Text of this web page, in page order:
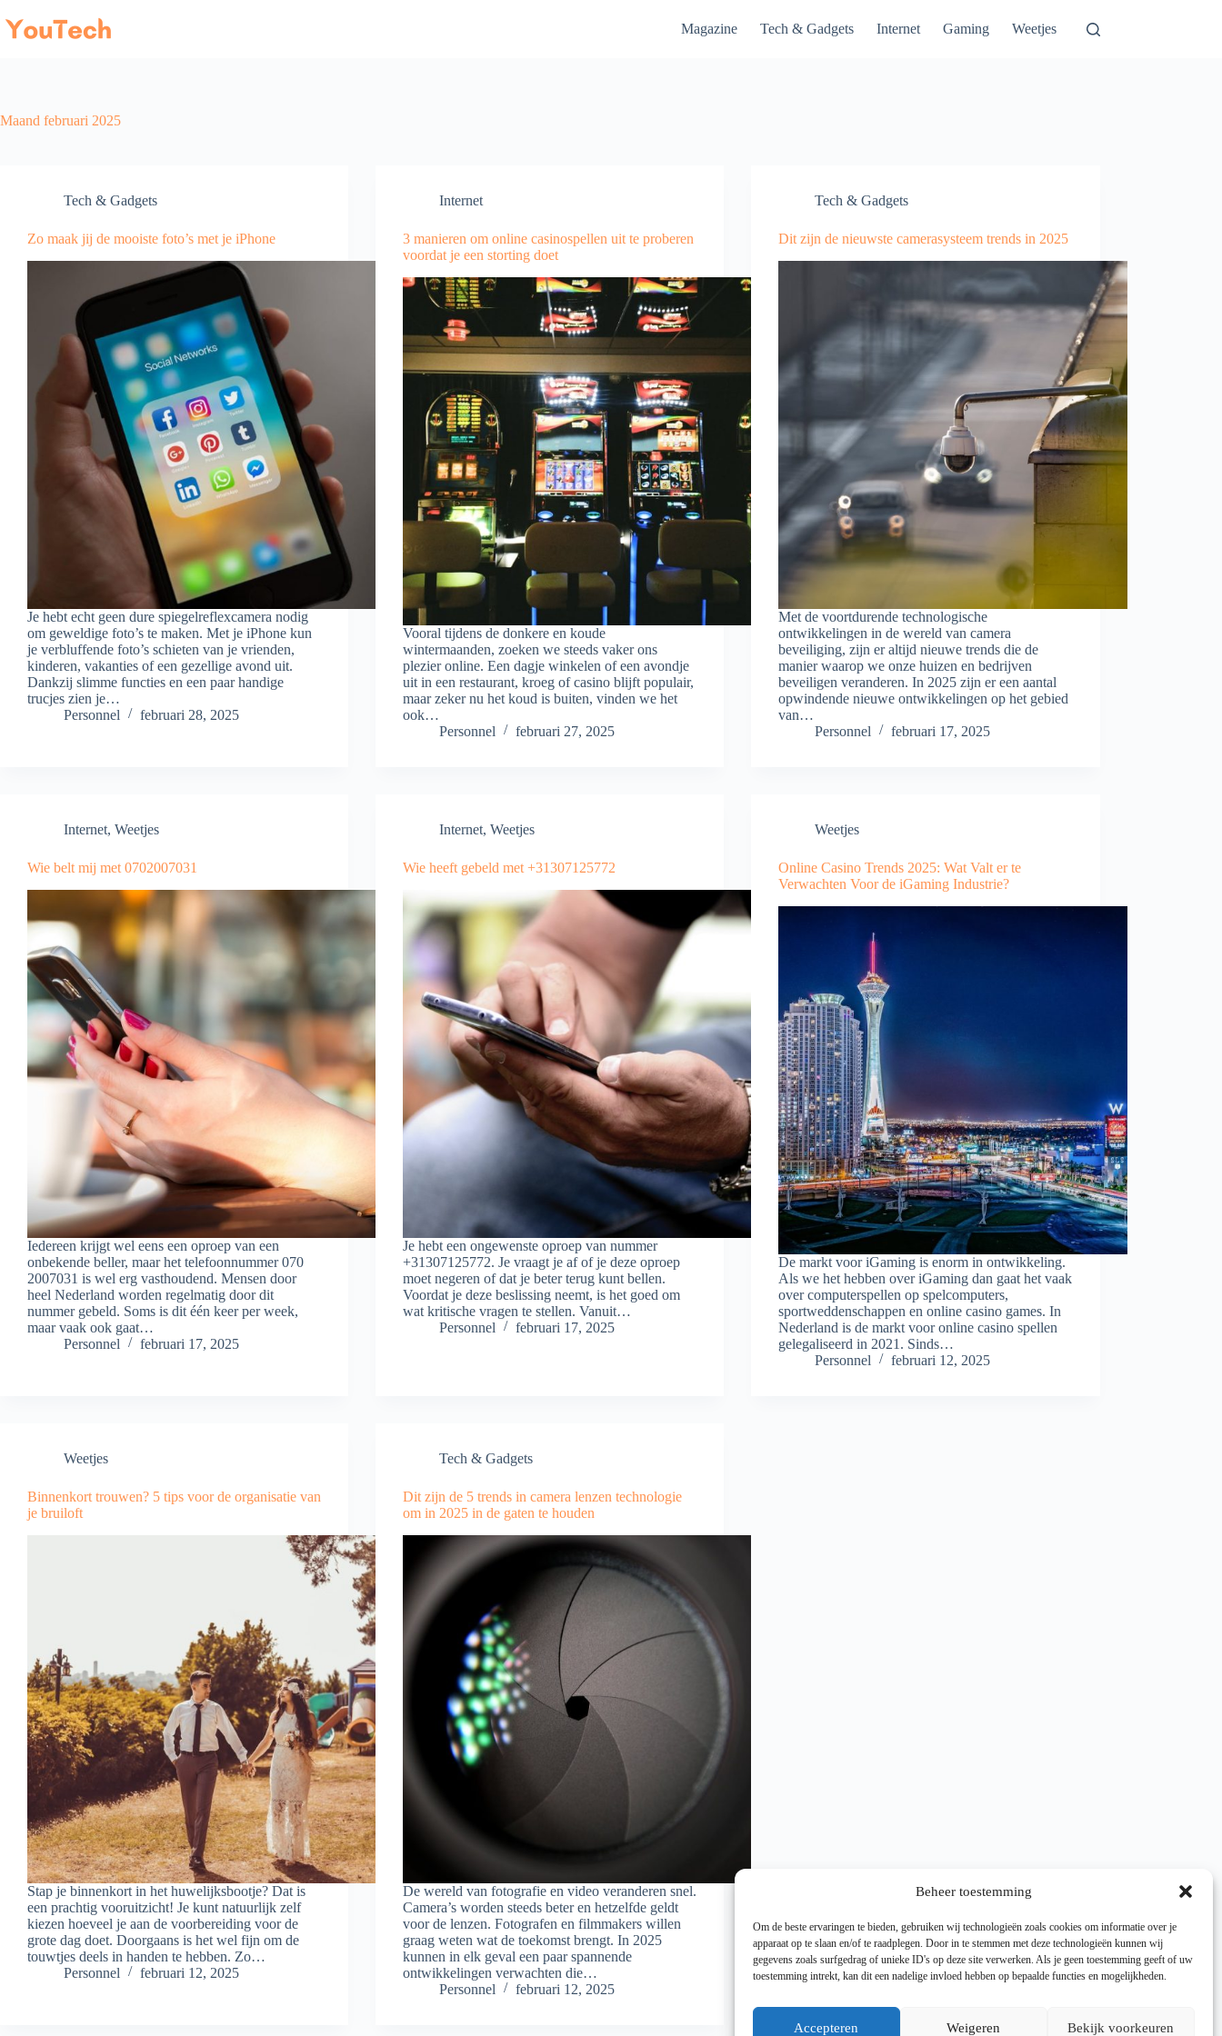
Beheer toestemming
Om de beste ervaringen te bieden, gebruiken wij technologieën zoals cookies om informatie over je
apparaat op te slaan en/of te raadplegen. Door in te stemmen met deze technologieën kunnen wij
gegevens zoals surfgedrag of unieke ID's op deze site verwerken. Als je geen toestemming geeft of uw
toestemming intrekt, kan dit een nadelige invloed hebben op bepaalde functies en mogelijkheden.
Accepteren Weigeren Bekijk voorkeuren
naar
de
Magazine Tech & Gadgets Internet Gaming Weetjes
Maand februari 2025
Tech & Gadgets
Zo maak jij de mooiste foto’s met je iPhone
Je hebt echt geen dure spiegelreflexcamera nodig
om geweldige foto’s te maken. Met je iPhone kun
je verbluffende foto’s schieten van je vrienden,
kinderen, vakanties of een gezellige avond uit.
Dankzij slimme functies en een paar handige
trucjes zien je…
Personnel
februari 28, 2025
Internet
3 manieren om online casinospellen uit te proberen
voordat je een storting doet
Vooral tijdens de donkere en koude
wintermaanden, zoeken we steeds vaker ons
plezier online. Een dagje winkelen of een avondje
uit in een restaurant, kroeg of casino blijft populair,
maar zeker nu het koud is buiten, vinden we het
ook…
Personnel
februari 27, 2025
Tech & Gadgets
Dit zijn de nieuwste camerasysteem trends in 2025
Met de voortdurende technologische
ontwikkelingen in de wereld van camera
beveiliging, zijn er altijd nieuwe trends die de
manier waarop we onze huizen en bedrijven
beveiligen veranderen. In 2025 zijn er een aantal
opwindende nieuwe ontwikkelingen op het gebied
van…
Personnel
februari 17, 2025
Internet, Weetjes
Wie belt mij met 0702007031
Iedereen krijgt wel eens een oproep van een
onbekende beller, maar het telefoonnummer 070
2007031 is wel erg vasthoudend. Mensen door
heel Nederland worden regelmatig door dit
nummer gebeld. Soms is dit één keer per week,
maar vaak ook gaat…
Personnel
februari 17, 2025
Internet,Weetjes
Wie heeft gebeld met +31307125772
Je hebt een ongewenste oproep van nummer
+31307125772. Je vraagt je af of je deze oproep
moet negeren of dat je beter terug kunt bellen.
Voordat je deze beslissing neemt, is het goed om
wat kritische vragen te stellen. Vanuit…
Personnel
februari 17, 2025
Weetjes
Online Casino Trends 2025: Wat Valt er te
Verwachten Voor de iGaming Industrie?
De markt voor iGaming is enorm in ontwikkeling.
Als we het hebben over iGaming dan gaat het vaak
over computerspellen op spelcomputers,
sportweddenschappen en online casino games. In
Nederland is de markt voor online casino spellen
gelegaliseerd in 2021. Sinds…
Personnel
februari 12, 2025
Weetjes
Binnenkort trouwen? 5 tips voor de organisatie van
je bruiloft
Stap je binnenkort in het huwelijksbootje? Dat is
een prachtig vooruitzicht! Je kunt natuurlijk zelf
kiezen hoeveel je aan de voorbereiding voor de
grote dag doet. Doorgaans is het wel fijn om de
touwtjes deels in handen te hebben. Zo…
Personnel
februari 12, 2025
Tech & Gadgets
Dit zijn de 5 trends in camera lenzen technologie
om in 2025 in de gaten te houden
De wereld van fotografie en video veranderen snel.
Camera’s worden steeds beter en hetzelfde geldt
voor de lenzen. Fotografen en filmmakers willen
graag weten wat de toekomst brengt. In 2025
kunnen in elk geval een paar spannende
ontwikkelingen verwachten die…
Personnel
februari 12, 2025